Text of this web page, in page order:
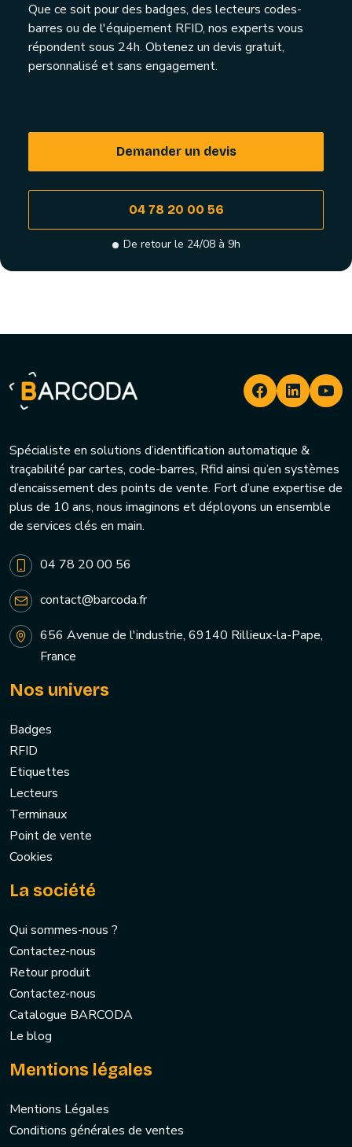
Que ce soit pour des badges, des lecteurs codes-
barres ou de l'équipement RFID, nos experts vous
répondent sous 24h. Obtenez un devis gratuit,
personnalisé et sans engagement.
Demander un devis
04 78 20 00 56
De retour le 24/08 à 9h
Spécialiste en solutions d’identification automatique &
traçabilité par cartes, code-barres, Rfid ainsi qu’en systèmes
d’encaissement des points de vente. Fort d’une expertise de
plus de 10 ans, nous imaginons et déployons un ensemble
de services clés en main.
04 78 20 00 56
contact@barcoda.fr
656 Avenue de l'industrie, 69140 Rillieux-la-Pape,
France
Nos univers
Badges
RFID
Etiquettes
Lecteurs
Terminaux
Point de vente
Cookies
La société
Qui sommes-nous ?
Contactez-nous
Retour produit
Contactez-nous
Catalogue BARCODA
Le blog
Mentions légales
Mentions Légales
Conditions générales de ventes